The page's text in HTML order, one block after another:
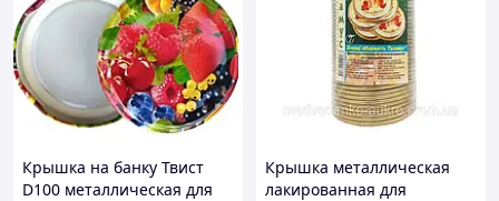
Крышка на банку Твист
D100 металлическая для
Крышка металлическая
лакированная для